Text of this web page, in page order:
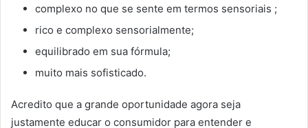
complexo no que se sente em termos sensoriais ;
rico e complexo sensorialmente;
equilibrado em sua fórmula;
muito mais sofisticado.
Acredito que a grande oportunidade agora seja
justamente educar o consumidor para entender e